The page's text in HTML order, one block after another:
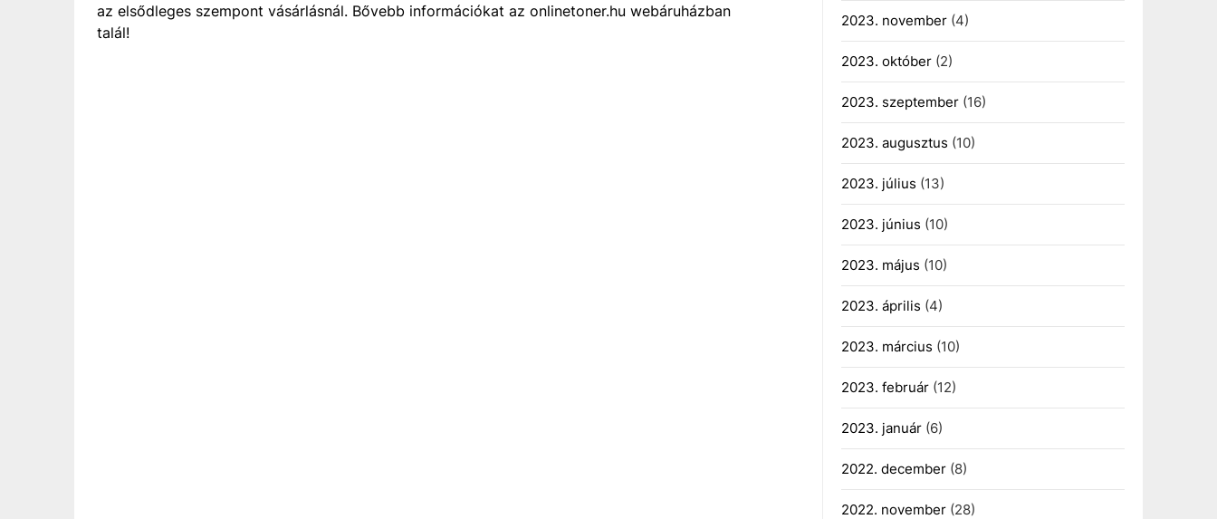
az elsődleges szempont vásárlásnál. Bővebb információkat az onlinetoner.hu webáruházban
talál!
2023. november(4)
2023. október(2)
2023. szeptember(16)
2023. augusztus (10)
2023. július (13)
2023. június (10)
2023. május (10)
2023. április (4)
2023. március (10)
2023. február(12)
2023. január(6)
2022. december(8)
2022. november(28)